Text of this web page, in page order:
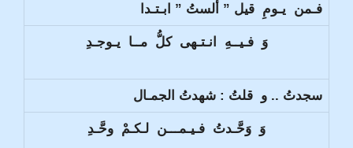
فـمن يـومِ قيل ” ألستُ ” ابـتـدا
وَ فـيــهِ انـتـهى كلُّ مــا يـوجـدِ
سجدتُ .. و قلتُ : شهدتُ الجمـال
وَ وَحَّـدتُ فـيـمـــن لـكـمْ وحَّـدِ